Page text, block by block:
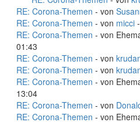
RE: Corona-Themen - von
RE: Corona-Themen - von micci
RE: Corona-Themen - von
01:43
RE: Corona-Themen - von
RE: Corona-Themen - von
RE: Corona-Themen - von
13:04
RE: Corona-Themen - von
RE: Corona-Themen - von